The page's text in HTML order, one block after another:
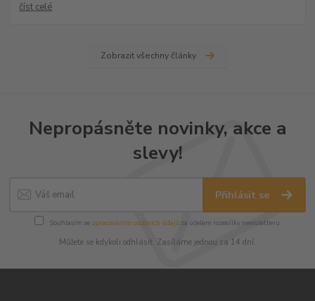
číst celé
Zobrazit všechny články
Nepropásněte novinky, akce a
slevy!
Přihlásit se
Souhlasím se zpracováním osobních údajůza účelem rozesílky newsletteru.
Můžete se kdykoli odhlásit. Zasíláme jednou za 14 dní.